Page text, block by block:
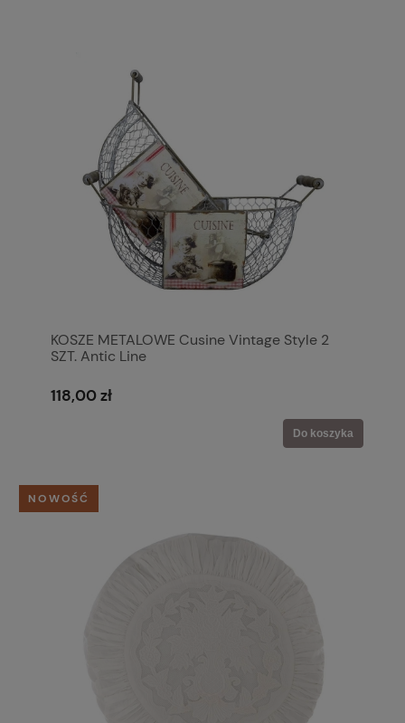
KOSZE METALOWE Cusine Vintage Style 2
SZT. Antic Line
118,00 zł
Do koszyka
NOWOŚĆ